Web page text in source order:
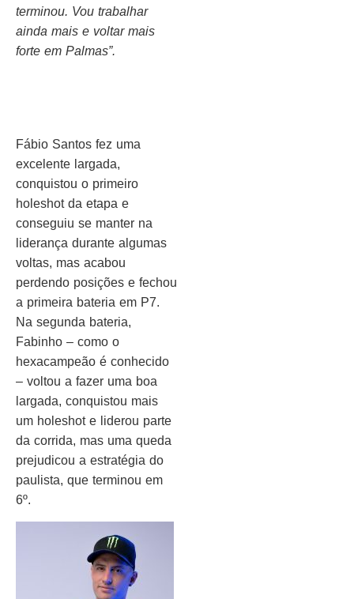
terminou. Vou trabalhar
ainda mais e voltar mais
forte em Palmas”.
Fábio Santos fez uma
excelente largada,
conquistou o primeiro
holeshot da etapa e
conseguiu se manter na
liderança durante algumas
voltas, mas acabou
perdendo posições e fechou
a primeira bateria em P7.
Na segunda bateria,
Fabinho – como o
hexacampeão é conhecido
– voltou a fazer uma boa
largada, conquistou mais
um holeshot e liderou parte
da corrida, mas uma queda
prejudicou a estratégia do
paulista, que terminou em
6º.